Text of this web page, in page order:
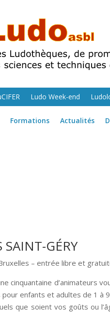
Ludo Week-end
Formations Actualités
SAINT-GÉRY
– entrée libre et
d’animateurs
enfants et adultes de 1 à
que soient vos goûts ou